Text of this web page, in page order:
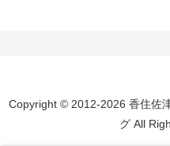
Copyright © 2012-2026 香住佐
グ All